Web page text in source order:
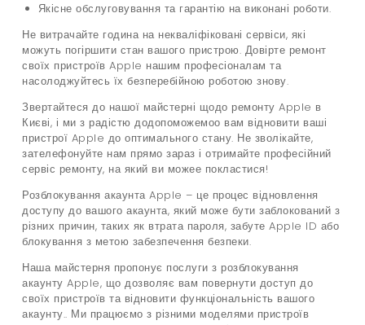
Якісне обслуговування та гарантію на виконані роботи.
Не витрачайте година на некваліфіковані сервіси, які
можуть погіршити стан вашого пристрою. Довірте ремонт
своїх пристроїв Apple нашим професіоналам та
насолоджуйтесь їх безперебійною роботою знову.
Звертайтеся до нашої майстерні щодо ремонту Apple в
Києві, і ми з радістю додопоможемоо вам відновити ваші
пристрої Apple до оптимального стану. Не зволікайте,
зателефонуйте нам прямо зараз і отримайте професійний
сервіс ремонту, на який ви можее покластися!
Розблокування акаунта Apple – це процес відновлення
доступу до вашого акаунта, який може бути заблокований з
різних причин, таких як втрата пароля, забуте Apple ID або
блокування з метою забезпечення безпеки.
Наша майстерня пропонує послуги з розблокування
акаунту Apple, що дозволяє вам повернути доступ до
своїх пристроїв та відновити функціональність вашого
акаунту.. Ми працюємо з різними моделями пристроїв